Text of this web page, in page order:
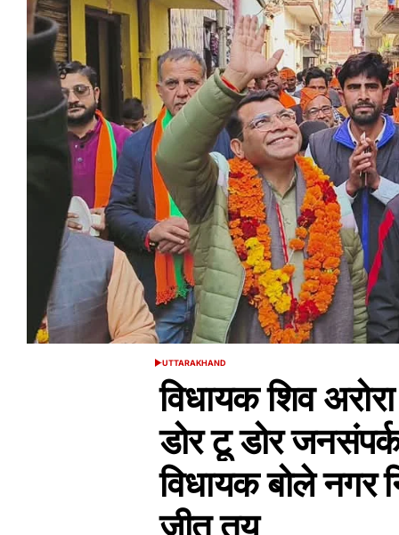
POSTED
UTTARAKHAND
विधायक शिव अरोरा
डोर टू डोर
विधायक बोले नगर